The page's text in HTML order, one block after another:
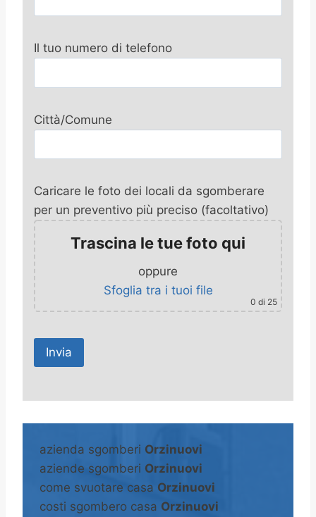
Il tuo numero di telefono
Città/Comune
Caricare le foto dei locali da sgomberare
per un preventivo più preciso (facoltativo)
Trascina le tue foto qui
oppure
Sfoglia tra i tuoi file
0 di 25
A
e
n
a
azienda sgomberi Orzinuovi
aziende sgomberi Orzinuovi
come svuotare casa Orzinuovi
costi sgombero casa Orzinuovi